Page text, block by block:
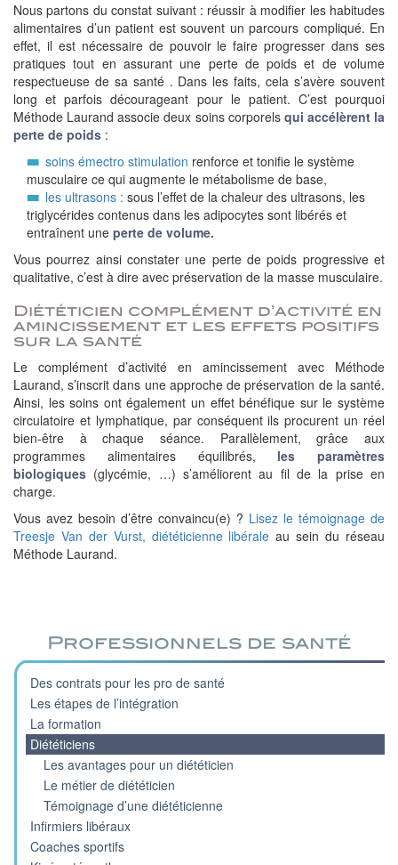
Nous partons du constat suivant : réussir à modifier les habitudes
alimentaires d’un patient est souvent un parcours compliqué. En
effet, il est nécessaire de pouvoir le faire progresser dans ses
pratiques tout en assurant une perte de poids et de volume
respectueuse de sa santé . Dans les faits, cela s’avère souvent
long et parfois décourageant pour le patient. C’est pourquoi
Méthode Laurand associe deux soins corporels qui accélèrent la
perte de poids :
soins émectro stimulation renforce et tonifie le système
musculaire ce qui augmente le métabolisme de base,
les ultrasons : sous l’effet de la chaleur des ultrasons, les
triglycérides contenus dans les adipocytes sont libérés et
entraînent une perte de volume.
Vous pourrez ainsi constater une perte de poids progressive et
qualitative, c’est à dire avec préservation de la masse musculaire.
Diététicien complément d’activité en
amincissement et les effets positifs
sur la santé
Le complément d’activité en amincissement avec Méthode
Laurand, s’inscrit dans une approche de préservation de la santé.
Ainsi, les soins ont également un effet bénéfique sur le système
circulatoire et lymphatique, par conséquent ils procurent un réel
bien-être à chaque séance. Parallèlement, grâce aux
programmes alimentaires équilibrés, les paramètres
biologiques (glycémie, …) s’améliorent au fil de la prise en
charge.
Vous avez besoin d’être convaincu(e) ? Lisez le témoignage de
Treesje Van der Vurst, diététicienne libérale au sein du réseau
Méthode Laurand.
Professionnels de santé
Des contrats pour les pro de santé
Les étapes de l’intégration
La formation
Diététiciens
Les avantages pour un diététicien
Le métier de diététicien
Témoignage d’une diététicienne
Infirmiers libéraux
Coaches sportifs